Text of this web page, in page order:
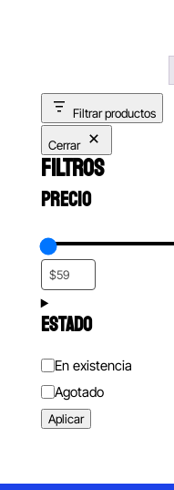
$59.00.
Filtrar productos
Cerrar
FILTROS
PRECIO
ESTADO
Estado
En existencia
Agotado
Aplicar